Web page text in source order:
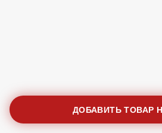
ДОБАВИТЬ ТОВАР